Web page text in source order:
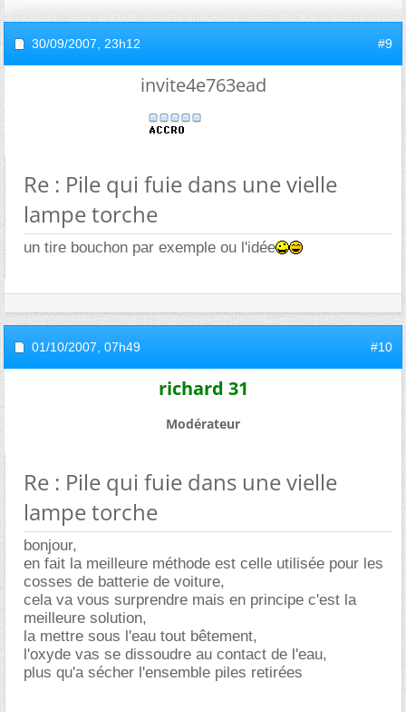
30/09/2007, 23h12 #9
invite4e763ead
Re : Pile qui fuie dans une vielle
lampe torche
un tire bouchon par exemple ou l'idée
01/10/2007, 07h49 #10
richard 31
Modérateur
Re : Pile qui fuie dans une vielle
lampe torche
bonjour,
en fait la meilleure méthode est celle utilisée pour les
cosses de batterie de voiture,
cela va vous surprendre mais en principe c'est la
meilleure solution,
la mettre sous l'eau tout bêtement,
l'oxyde vas se dissoudre au contact de l'eau,
plus qu'a sécher l'ensemble piles retirées